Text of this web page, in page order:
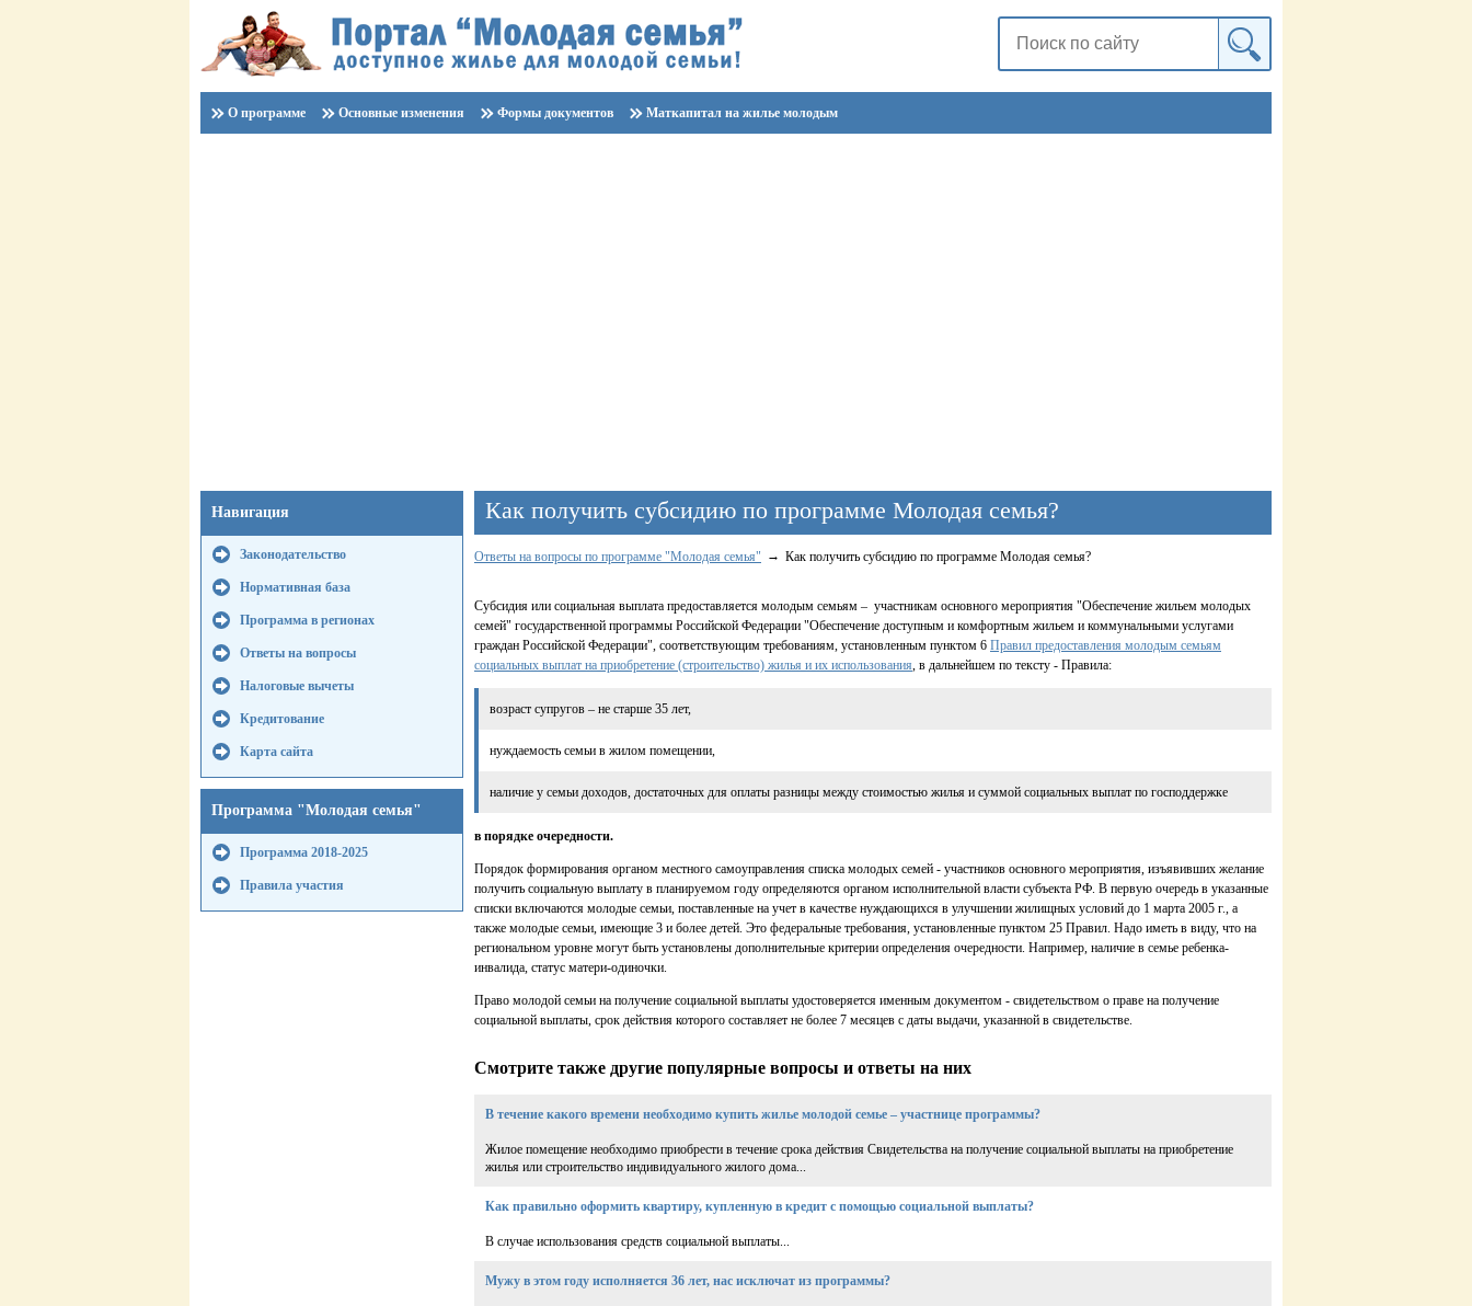
О программе Основные изменения Формы документов Маткапитал на жилье молодым
Навигация
Законодательство
Нормативная база
Программа в регионах
Ответы на вопросы
Налоговые вычеты
Кредитование
Карта сайта
Программа "Молодая семья"
Программа 2018-2025
Правила участия
Как получить субсидию по программе Молодая семья?
Ответы на вопросы по программе "Молодая семья" Как получить субсидию по программе Молодая семья?
Субсидия или социальная выплата предоставляется молодым семьям – участникам основного мероприятия "Обеспечение жильем молодых
семей" государственной программы Российской Федерации "Обеспечение доступным и комфортным жильем и коммунальными услугами
граждан Российской Федерации", соответствующим требованиям, установленным пунктом 6 Правил предоставления молодым семьям
социальных выплат на приобретение (строительство) жилья и их использования, в дальнейшем по тексту - Правила:
возраст супругов – не старше 35 лет,
нуждаемость семьи в жилом помещении,
наличие у семьи доходов, достаточных для оплаты разницы между стоимостью жилья и суммой социальных выплат по господдержке
в порядке очередности.
Порядок формирования органом местного самоуправления списка молодых семей - участников основного мероприятия, изъявивших желание
получить социальную выплату в планируемом году определяются органом исполнительной власти субъекта РФ. В первую очередь в указанные
списки включаются молодые семьи, поставленные на учет в качестве нуждающихся в улучшении жилищных условий до 1 марта 2005 г., а
также молодые семьи, имеющие 3 и более детей. Это федеральные требования, установленные пунктом 25 Правил. Надо иметь в виду, что на
региональном уровне могут быть установлены дополнительные критерии определения очередности. Например, наличие в семье ребенка-
инвалида, статус матери-одиночки.
Право молодой семьи на получение социальной выплаты удостоверяется именным документом - свидетельством о праве на получение
социальной выплаты, срок действия которого составляет не более 7 месяцев с даты выдачи, указанной в свидетельстве.
Смотрите также другие популярные вопросы и ответы на них
В течение какого времени необходимо купить жилье молодой семье – участнице программы?
Жилое помещение необходимо приобрести в течение срока действия Свидетельства на получение социальной выплаты на приобретение
жилья или строительство индивидуального жилого дома...
Как правильно оформить квартиру, купленную в кредит с помощью социальной выплаты?
В случае использования средств социальной выплаты...
Мужу в этом году исполняется 36 лет, нас исключат из программы?